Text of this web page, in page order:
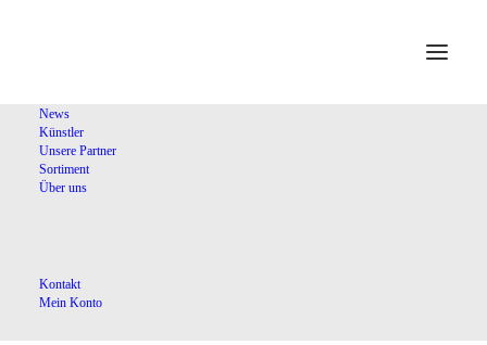
News
Künstler
Unsere Partner
Sortiment
Über uns
Kontakt
Mein Konto
Alexanderfest
24,00